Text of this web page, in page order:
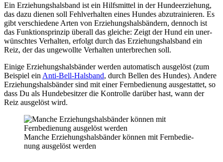
Ein Erzie­hungs­hals­band ist ein Hilfs­mit­tel in der Hun­de­er­zie­hung,
das dazu die­nen soll Fehl­ver­hal­ten eines Hun­des abzu­trai­nie­ren. Es
gibt ver­schie­de­ne Arten von Erzie­hungs­hals­bän­dern, den­noch ist
das Funk­ti­ons­prin­zip über­all das glei­che: Zeigt der Hund ein uner­
wünsch­tes Ver­hal­ten, erfolgt durch das Erzie­hungs­hals­band ein
Reiz, der das unge­woll­te Ver­hal­ten unter­bre­chen soll.
Eini­ge Erzie­hungs­hals­bän­der wer­den auto­ma­tisch aus­ge­löst (zum
Bei­spiel ein Anti-Bell-Hals­band, durch Bel­len des Hun­des). Ande­re
Erzie­hungs­hals­bän­der sind mit einer Fern­be­die­nung aus­ge­stat­tet, so
dass Du als Hun­de­be­sit­zer die Kon­trol­le dar­über hast, wann der
Reiz aus­ge­löst wird.
Man­che Erzie­hungs­hals­bän­der kön­nen mit Fern­be­die­
nung aus­ge­löst wer­den